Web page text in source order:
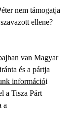
nem támogatja
ellene?
van Magyar
és a pártja
információi
a Tisza Párt
a